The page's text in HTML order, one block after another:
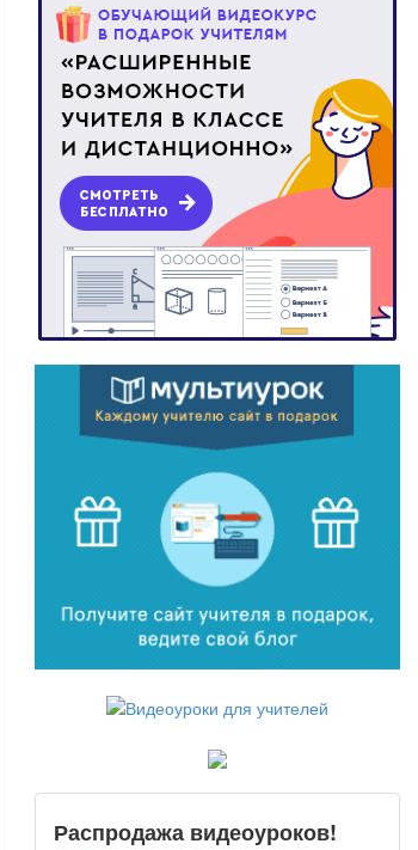
Распродажа видеоуроков!